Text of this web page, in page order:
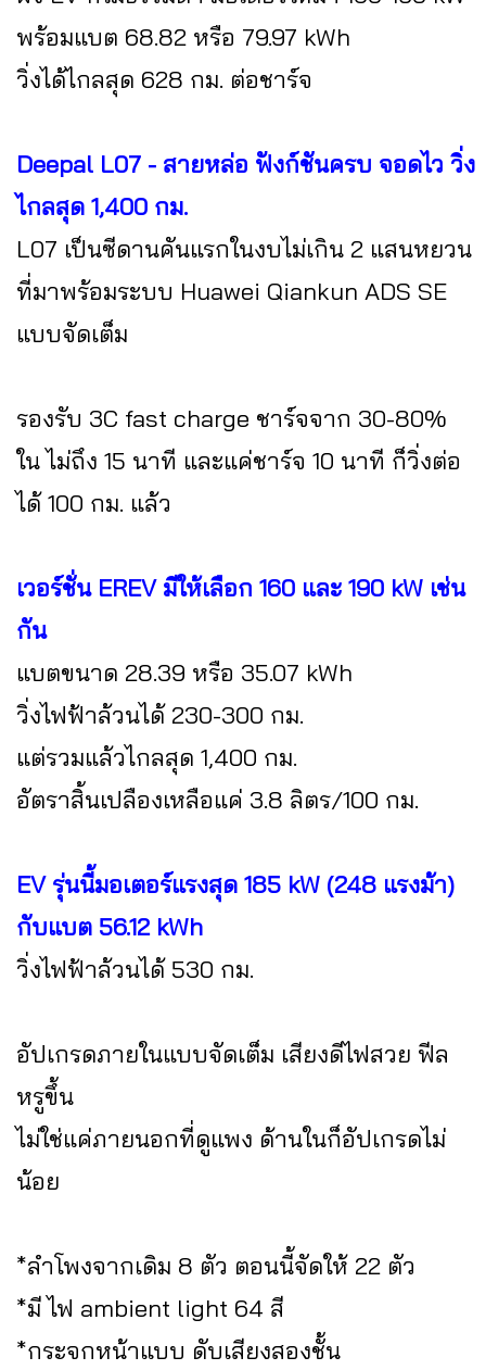
พร้อมแบต 68.82 หรือ 79.97 kWh
วิ่งได้ไกลสุด 628 กม. ต่อชาร์จ
Deepal L07 - สายหล่อ ฟังก์ชันครบ จอดไว วิ่ง
ไกลสุด 1,400 กม.
L07 เป็นซีดานคันแรกในงบไม่เกิน 2 แสนหยวน
ที่มาพร้อมระบบ Huawei Qiankun ADS SE
แบบจัดเต็ม
รองรับ 3C fast charge ชาร์จจาก 30-80%
ใน ไม่ถึง 15 นาที และแค่ชาร์จ 10 นาที ก็วิ่งต่อ
ได้ 100 กม. แล้ว
เวอร์ชั่น EREV มีให้เลือก 160 และ 190 kW เช่น
กัน
แบตขนาด 28.39 หรือ 35.07 kWh
วิ่งไฟฟ้าล้วนได้ 230-300 กม.
แต่รวมแล้วไกลสุด 1,400 กม.
อัตราสิ้นเปลืองเหลือแค่ 3.8 ลิตร/100 กม.
EV รุ่นนี้มอเตอร์แรงสุด 185 kW (248 แรงม้า)
กับแบต 56.12 kWh
วิ่งไฟฟ้าล้วนได้ 530 กม.
อัปเกรดภายในแบบจัดเต็ม เสียงดีไฟสวย ฟีล
หรูขึ้น
ไม่ใช่แค่ภายนอกที่ดูแพง ด้านในก็อัปเกรดไม่
น้อย
*ลำโพงจากเดิม 8 ตัว ตอนนี้จัดให้ 22 ตัว
*มี ไฟ ambient light 64 สี
*กระจกหน้าแบบ ดับเสียงสองชั้น